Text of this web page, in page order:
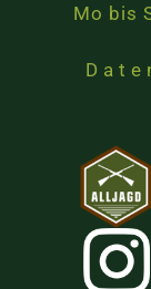
Mo